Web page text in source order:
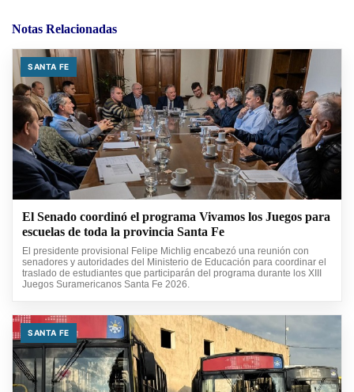
Notas Relacionadas
SANTA FE
El Senado coordinó el programa Vivamos los Juegos para
escuelas de toda la provincia Santa Fe
El presidente provisional Felipe Michlig encabezó una reunión con
senadores y autoridades del Ministerio de Educación para coordinar el
traslado de estudiantes que participarán del programa durante los XIII
Juegos Suramericanos Santa Fe 2026.
SANTA FE